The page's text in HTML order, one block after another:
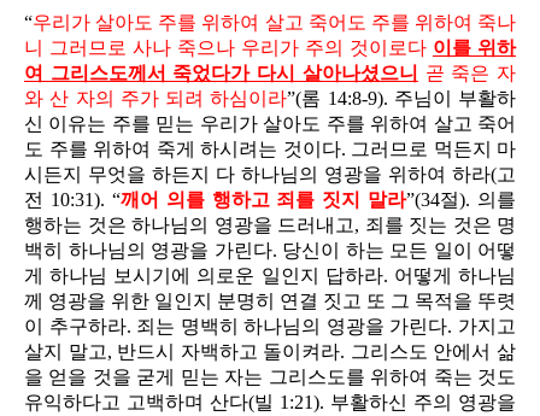
“우리가 살아도 주를 위하여 살고 죽어도 주를 위하여 죽나
니 그러므로 사나 죽으나 우리가 주의 것이로다 이를 위하
여 그리스도께서 죽었다가 다시 살아나셨으니
곧 죽은 자
와 산 자의 주가 되려 하심이라”(롬 14:8-9). 주님이 부활하
신 이유는 주를 믿는 우리가 살아도 주를 위하여 살고 죽어
도 주를 위하여 죽게 하시려는 것이다. 그러므로 먹든지 마
시든지 무엇을 하든지 다 하나님의 영광을 위하여 하라(고
전 10:31). “깨어 의를 행하고 죄를 짓지 말라”(34절). 의를
행하는 것은 하나님의 영광을 드러내고, 죄를 짓는 것은 명
백히 하나님의 영광을 가린다. 당신이 하는 모든 일이 어떻
게 하나님 보시기에 의로운 일인지 답하라. 어떻게 하나님
께 영광을 위한 일인지 분명히 연결 짓고 또 그 목적을 뚜렷
이 추구하라. 죄는 명백히 하나님의 영광을 가린다. 가지고
살지 말고, 반드시 자백하고 돌이켜라. 그리스도 안에서 삶
을 얻을 것을 굳게 믿는 자는 그리스도를 위하여 죽는 것도
유익하다고 고백하며 산다(빌 1:21). 부활하신 주의 영광을